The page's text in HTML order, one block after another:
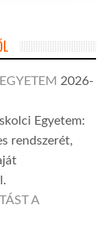
2026-
Egyetem:
rendszerét,
A